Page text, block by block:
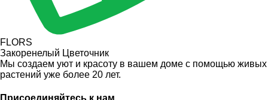
FLORS
Закоренелый Цветочник
Мы создаем уют и красоту в вашем доме с помощью живых
растений уже более 20 лет.
Присоединяйтесь к нам